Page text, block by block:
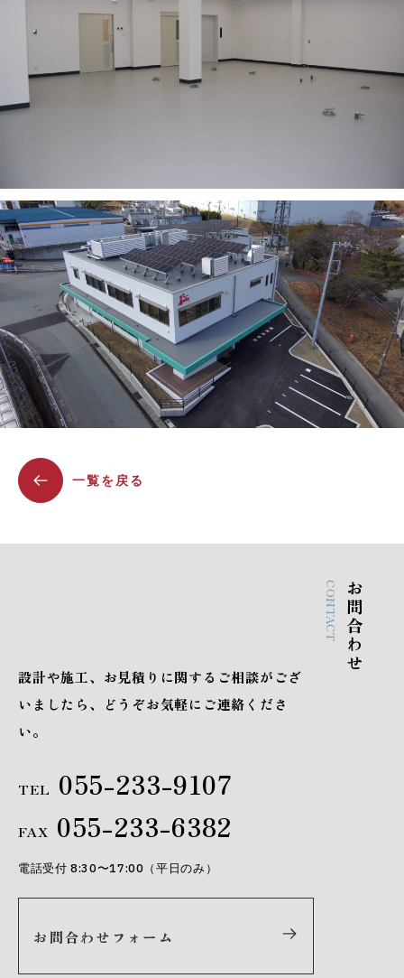
一覧を戻る
お問合わせ
CONTACT
設計や施工、お見積りに関するご相談がござ
いましたら、どうぞお気軽にご連絡くださ
い。
TEL 055-233-9107
FAX 055-233-6382
電話受付 8:30〜17:00（平日のみ）
お問合わせフォーム